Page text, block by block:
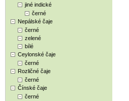
jiné indické
černé
Nepálské čaje
černé
zelené
bílé
Ceylonské čaje
černé
Rozličné čaje
černé
Čínské čaje
černé